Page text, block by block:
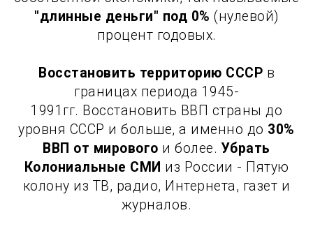
"длинные деньги" под 0% (нулевой)
процент годовых.
Восстановить территорию СССР в
границах периода 1945-
1991гг. Восстановить ВВП страны до
уровня СССР и больше, а именно до 30%
ВВП от мирового и более. Убрать
Колониальные СМИ из России - Пятую
колону из ТВ, радио, Интернета, газет и
журналов.